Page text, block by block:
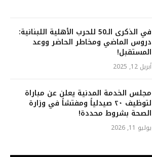
في الذكرى الـ50 للحرب الأهلية اللبنانية:
دروس الماضي ومخاطر الحاضر ووعد
المستقبل!
أبريل 12, 2025
مجلس الخدمة المدنية يعلن عن مباراة
لتوظيف ٢٠ صيدلياً ومفتشاً في وزارة
الصحة بشروط محددة!
يوليو 11, 2026